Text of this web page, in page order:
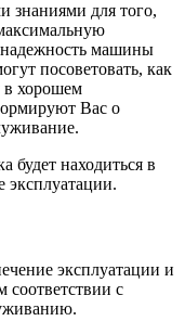
знаниями для того,
надежность машины
посоветовать, как
в хорошем
Вас о
будет находиться в
эксплуатации.
эксплуатации и
с